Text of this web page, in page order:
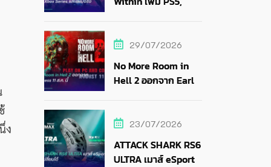
ง
29/07/2026
No More Room in
Hell 2 ออกจาก Early
23/07/2026
ATTACK SHARK RS6
ULTRA เมาส์ eSports